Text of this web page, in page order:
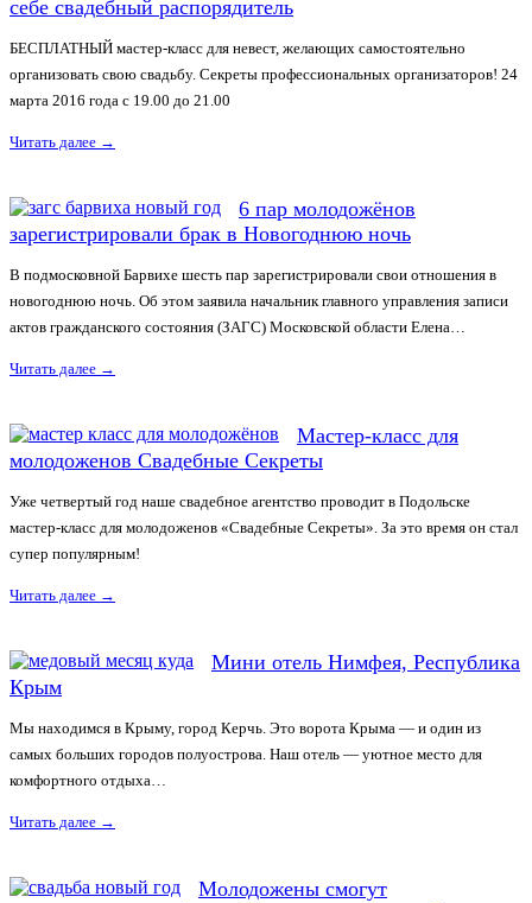
себе свадебный распорядитель
БЕСПЛАТНЫЙ мастер-класс для невест, желающих самостоятельно
организовать свою свадьбу. Секреты профессиональных организаторов! 24
марта 2016 года с 19.00 до 21.00
Читать далее →
6 пар молодожёнов
зарегистрировали брак в Новогоднюю ночь
В подмосковной Барвихе шесть пар зарегистрировали свои отношения в
новогоднюю ночь. Об этом заявила начальник главного управления записи
актов гражданского состояния (ЗАГС) Московской области Елена…
Читать далее →
Мастер-класс для
молодоженов Свадебные Секреты
Уже четвертый год наше свадебное агентство проводит в Подольске
мастер-класс для молодоженов «Свадебные Секреты». За это время он стал
супер популярным!
Читать далее →
Мини отель Нимфея, Республика
Крым
Мы находимся в Крыму, город Керчь. Это ворота Крыма — и один из
самых больших городов полуострова. Наш отель — уютное место для
комфортного отдыха…
Читать далее →
Молодожены смогут